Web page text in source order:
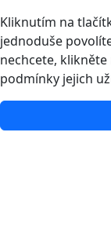
Kliknutím na
jednoduše
nechcete, klikněte
podmínky jejich